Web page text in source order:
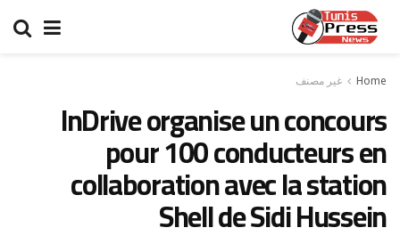
Home غير مصنف
InDrive organise un concours
pour 100 conducteurs en
collaboration avec la station
Shell de Sidi Hussein